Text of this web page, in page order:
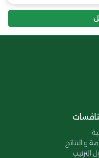
و النتائج
الترتيب